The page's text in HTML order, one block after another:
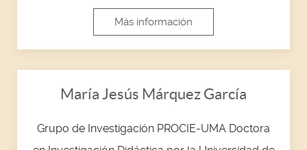
Más información
María Jesús Márquez García
Grupo de Investigación PROCIE-UMA Doctora